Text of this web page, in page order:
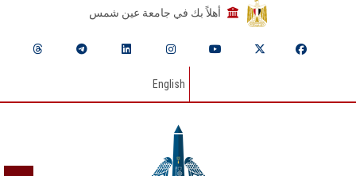
أهلاً بك في جامعة عين شمس
English